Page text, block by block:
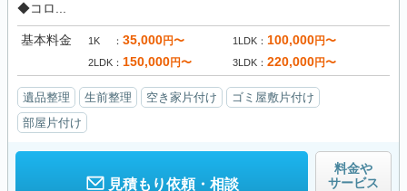
◆コロ...
基本料金 1K 35,000円〜 1LDK 100,000円〜
2LDK 150,000円〜 3LDK 220,000円〜
遺品整理 生前整理 空き家片付け
ゴミ屋敷片付け
部屋片付け
見積もり依頼・相談
料金や
サービス